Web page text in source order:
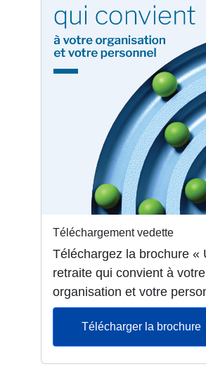
Téléchargement vedette
Téléchargez la brochure «
retraite qui convient à votre
organisation et votre
Télécharger la brochure